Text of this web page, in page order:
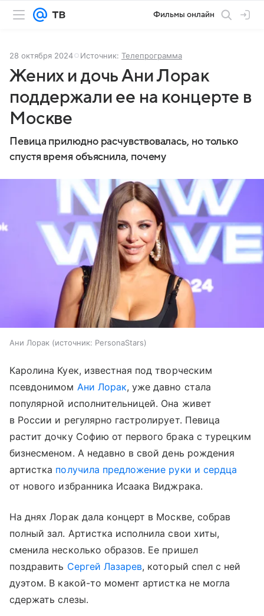
Фильмы онлайн
28 октября 2024 Источник: Телепрограмма
Жених и дочь Ани Лорак
поддержали ее на концерте в
Москве
Певица прилюдно расчувствовалась, но только
спустя время объяснила, почему
Ани Лорак источник: PersonaStars
Каролина Куек, известная под творческим
псевдонимом Ани Лорак, уже давно стала
популярной исполнительницей. Она живет
в России и регулярно гастролирует. Певица
растит дочку Софию от первого брака с турецким
бизнесменом. А недавно в свой день рождения
артистка получила предложение руки и сердца
от нового избранника Исаака Виджрака.
На днях Лорак дала концерт в Москве, собрав
полный зал. Артистка исполнила свои хиты,
сменила несколько образов. Ее пришел
поздравить Сергей Лазарев, который спел с ней
дуэтом. В какой-то момент артистка не могла
сдержать слезы.